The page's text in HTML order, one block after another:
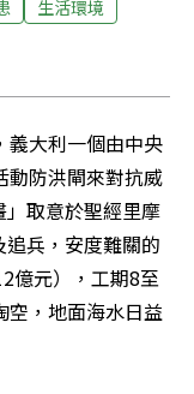
生活環境
義大利一個由中央
動防洪閘來對抗威
取意於聖經里摩
兵，安度難關的
億元），工期8至
空，地面海水日益